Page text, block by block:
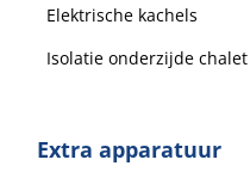
Elektrische kachels
Isolatie onderzijde chalet
Extra apparatuur